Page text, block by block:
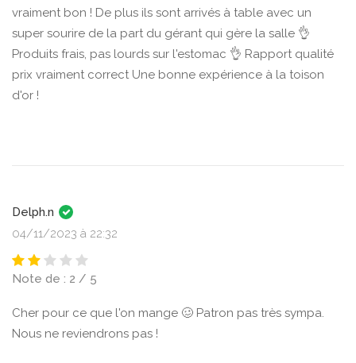
vraiment bon ! De plus ils sont arrivés à table avec un
super sourire de la part du gérant qui gère la salle 👌
Produits frais, pas lourds sur l'estomac 👌 Rapport qualité
prix vraiment correct Une bonne expérience à la toison
d'or !
Delph.n
04/11/2023 à 22:32
Note de : 2 / 5
Cher pour ce que l'on mange 🥴 Patron pas très sympa.
Nous ne reviendrons pas !